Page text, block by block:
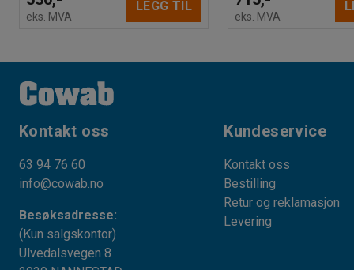
eks. MVA
LEGG TIL
eks. MVA
Kontakt oss
63 94 76 60
info@cowab.no
Besøksadresse:
(Kun salgskontor)
Ulvedalsvegen 8
Kundeservice
Kontakt oss
Bestilling
Retur og reklamasjon
Levering